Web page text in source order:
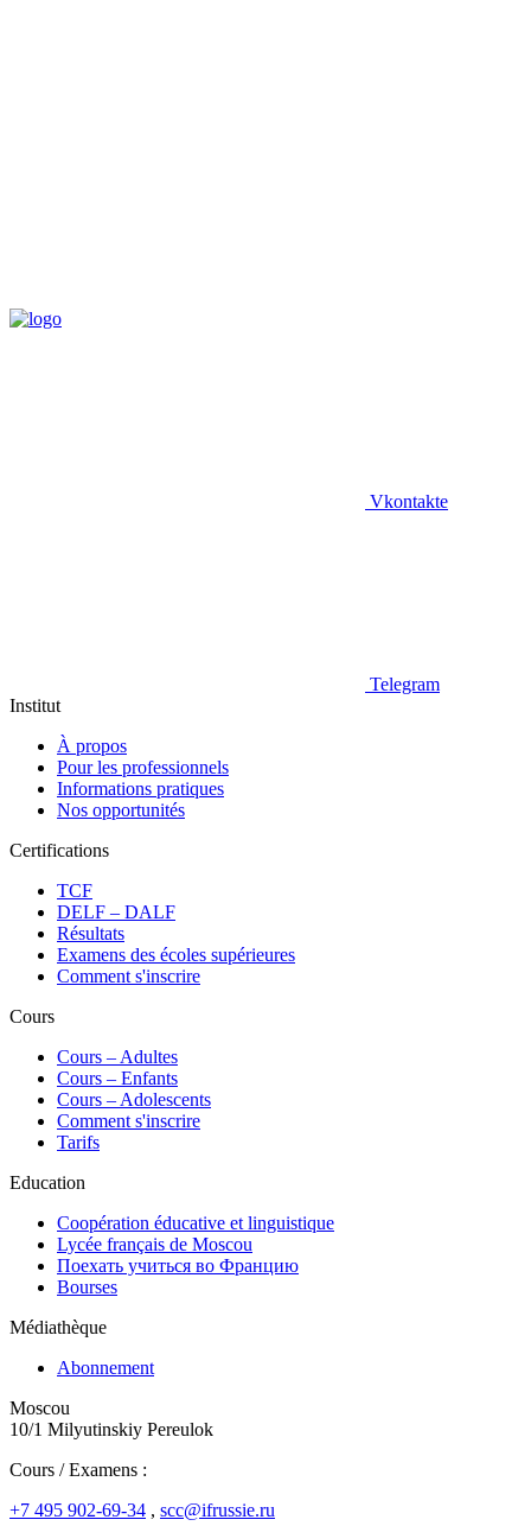
Vkontakte
Telegram
Institut
À propos
Pour les professionnels
Informations pratiques
Nos opportunités
Certifications
TCF
DELF – DALF
Résultats
Examens des écoles supérieures
Comment s'inscrire
Cours
Сours – Adultes
Cours – Enfants
Cours – Adolescents
Comment s'inscrire
Tarifs
Education
Coopération éducative et linguistique
Lycée français de Moscou
Поехать учиться во Францию
Bourses
Médiathèque
Abonnement
Moscou
10/1 Milyutinskiy Pereulok
Cours / Examens :
+7 495 902-69-34 , scc@ifrussie.ru